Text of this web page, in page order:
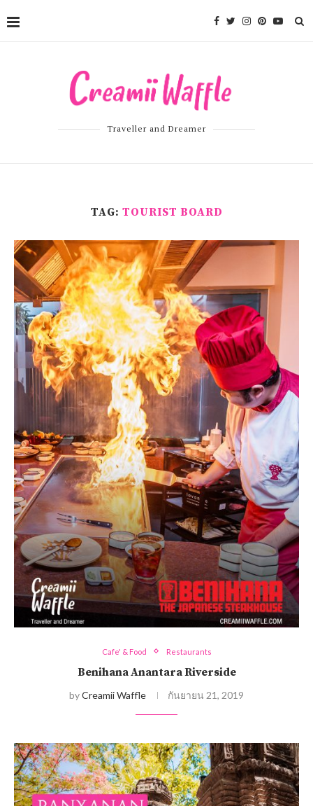
Traveller and Dreamer
TAG: TOURIST BOARD
Cafe' & Food Restaurants
Benihana Anantara Riverside
byCreamii Waffle กันยายน 21, 2019